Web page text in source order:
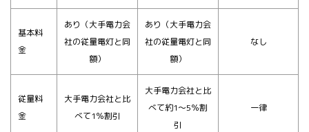
基本料
金
あり （大手電力会
社の従量電灯と同
額）
あり （大手電力会
社の従量電灯と同
額）
なし
従量料
金
大手電力会社と比
べて1％割引
大手電力会社と比
べて約1～5％割
引
一律